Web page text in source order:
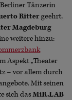
Tänzerin
Rittergeehrt.
Magdeburg
weitere hinzu:
Aspekt „Theater
– vor allem durch
Mit seinen
sich dasMiR.LAB